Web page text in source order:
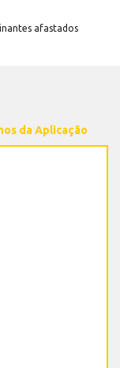
afastados
da Aplicação